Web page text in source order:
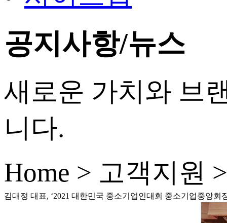
공지사항/뉴스
새로운 가치와 브
니다.
Home > 고객지원
김대정 대표, ‘2021 대한민국 중소기업인대회 중소기업중앙회